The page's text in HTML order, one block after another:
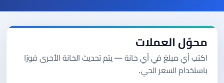
محوّل العملات
اكتب أي مبلغ في أي خانة — يتم تحديث الخانة الأخرى فورًا
باستخدام السعر الحي.